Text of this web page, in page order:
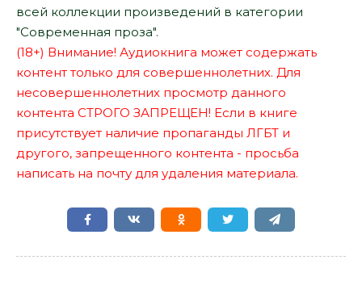
всей коллекции произведений в категории
"Современная проза".
(18+) Внимание! Аудиокнига может содержать
контент только для совершеннолетних. Для
несовершеннолетних просмотр данного
контента СТРОГО ЗАПРЕЩЕН! Если в книге
присутствует наличие пропаганды ЛГБТ и
другого, запрещенного контента - просьба
написать на почту для удаления материала.